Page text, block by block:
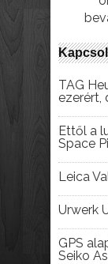
TAG
ezerért,
Ettől a
Space
Leica
Urwerk
GPS
Seiko